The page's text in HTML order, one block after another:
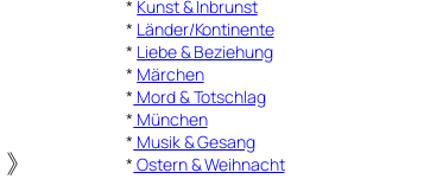
》
* Kunst & Inbrunst
* Länder/Kontinente
* Liebe & Beziehung
* Märchen
* Mord & Totschlag
* München
* Musik & Gesang
* Ostern & Weihnacht